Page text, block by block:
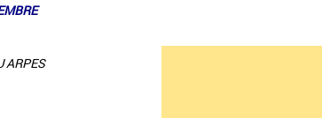
ARPES